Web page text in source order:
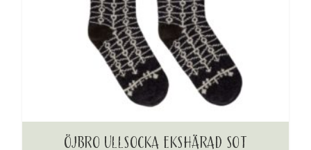
ÖJBRO ULLSOCKA EKSHÄRAD SOT